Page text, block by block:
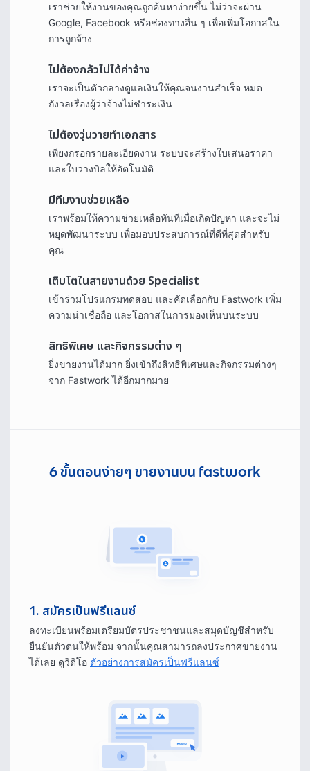
เราช่วยให้งานของคุณถูกค้นหาง่ายขึ้น ไม่ว่าจะผ่าน
Google, Facebook หรือช่องทางอื่น ๆ เพื่อเพิ่มโอกาสใน
การถูกจ้าง
ไม่ต้องกลัวไม่ได้ค่าจ้าง
เราจะเป็นตัวกลางดูแลเงินให้คุณจนงานสำเร็จ หมด
กังวลเรื่องผู้ว่าจ้างไม่ชำระเงิน
ไม่ต้องวุ่นวายทําเอกสาร
เพียงกรอกรายละเอียดงาน ระบบจะสร้างใบเสนอราคา
และใบวางบิลให้อัตโนมัติ
มีทีมงานช่วยเหลือ
เราพร้อมให้ความช่วยเหลือทันทีเมื่อเกิดปัญหา และจะไม่
หยุดพัฒนาระบบ เพื่อมอบประสบการณ์ที่ดีที่สุดสําหรับ
คุณ
เติบโตในสายงานด้วย Specialist
เข้าร่วมโปรแกรมทดสอบ และคัดเลือกกับ Fastwork เพิ่ม
ความน่าเชื่อถือ และโอกาสในการมองเห็นบนระบบ
สิทธิพิเศษ และกิจกรรมต่าง ๆ
ยิ่งขายงานได้มาก ยิ่งเข้าถึงสิทธิพิเศษและกิจกรรมต่างๆ
จาก Fastwork ได้อีกมากมาย
6 ขั้นตอนง่ายๆ ขายงานบน fastwork
1. สมัครเป็นฟรีแลนซ์
ลงทะเบียนพร้อมเตรียมบัตรประชาชนและสมุดบัญชีสำหรับ
ยืนยันตัวตนให้พร้อม จากนั้นคุณสามารถลงประกาศขายงาน
ได้เลย ดูวิดิโอ ตัวอย่างการสมัครเป็นฟรีแลนซ์